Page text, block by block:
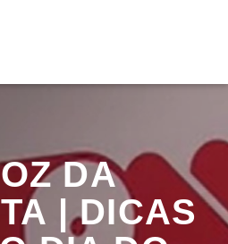
FM
TEDA
| DICAS